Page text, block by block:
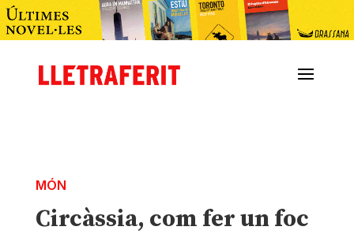
MÓN
Circàssia, com fer un foc